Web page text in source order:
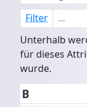
Filter
Unterhalb
für dieses
wurde.
B